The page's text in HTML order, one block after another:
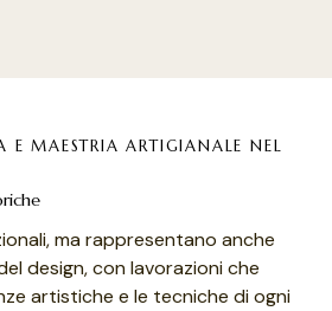
E MAESTRIA ARTIGIANALE NEL
ma rappresentano anche
design, con lavorazioni che
artistiche e le tecniche di ogni